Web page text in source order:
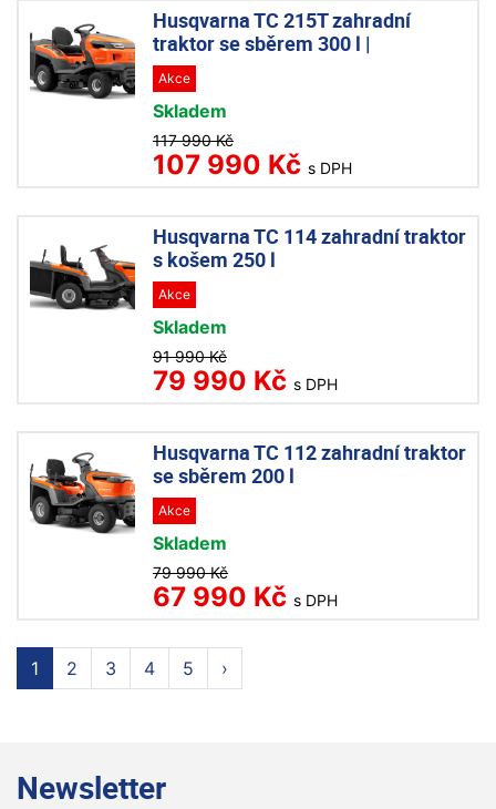
Husqvarna TC 215T zahradní
traktor se sběrem 300 l |
Akce
Skladem
117 990 Kč
107 990 Kč s DPH
Husqvarna TC 114 zahradní traktor
s košem 250 l
Akce
Skladem
91 990 Kč
79 990 Kč s DPH
Husqvarna TC 112 zahradní traktor
se sběrem 200 l
Akce
Skladem
79 990 Kč
67 990 Kč s DPH
1 2 3 4 5 ›
Newsletter